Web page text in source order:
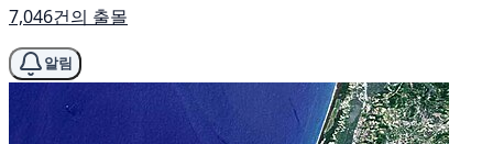
7,046건의 출몰
알림